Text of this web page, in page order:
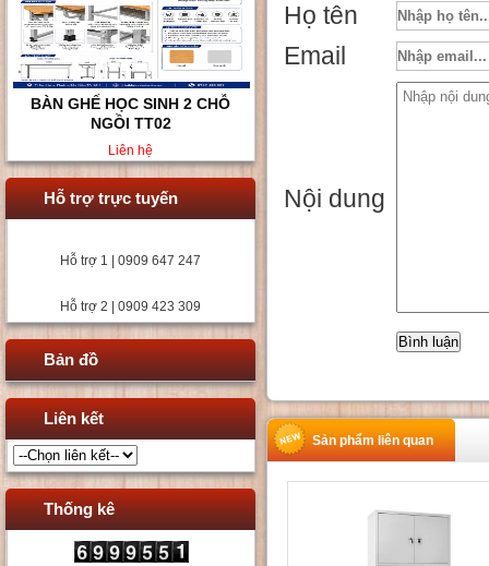
BÀN GHẾ HỌC SINH 2 CHỖ
NGỒI TT02
Liên hệ
Hỗ trợ trực tuyến
Hỗ trợ 1 | 0909 647 247
Hỗ trợ 2 | 0909 423 309
Bản đồ
Liên kết
Thống kê
Họ tên
Email
Nội dung
Sản phẩm liên quan